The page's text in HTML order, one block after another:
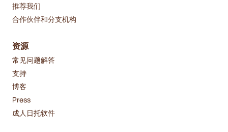
推荐我们
合作伙伴和分支机构
资源
常见问题解答
支持
博客
Press
成人日托软件